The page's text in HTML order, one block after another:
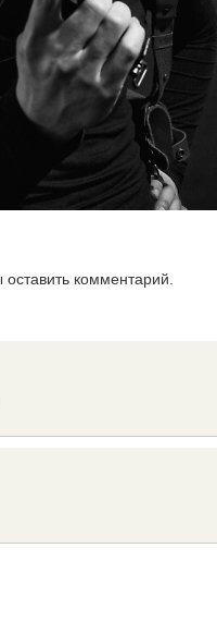
оставить комментарий.